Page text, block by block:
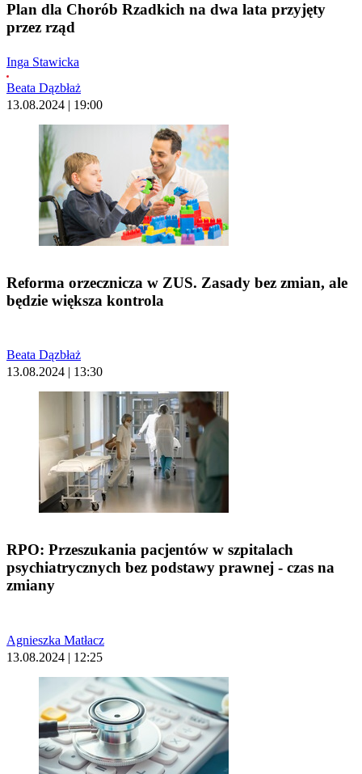
Plan dla Chorób Rzadkich na dwa lata przyjęty
przez rząd
Inga Stawicka
Beata Dązbłaż
13.08.2024 | 19:00
Reforma orzecznicza w ZUS. Zasady bez zmian, ale
będzie większa kontrola
Beata Dązbłaż
13.08.2024 | 13:30
RPO: Przeszukania pacjentów w szpitalach
psychiatrycznych bez podstawy prawnej - czas na
zmiany
Agnieszka Matłacz
13.08.2024 | 12:25